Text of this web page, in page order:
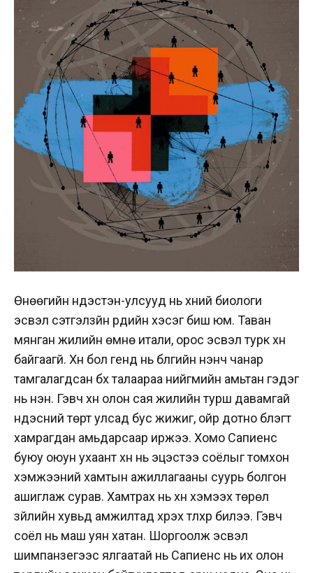
Өнөөгийн үндэстэн-улсууд нь хүний биологи
эсвэл сэтгэлзүйн үүрдийн хэсэг биш юм. Таван
мянган жилийн өмнө итали, орос эсвэл турк хүн
байгаагүй. Хүн бол генд нь бүлгийн үнэнч чанар
тамгалагдсан бүх талаараа нийгмийн амьтан гэдэг
нь үнэн. Гэвч хүн олон сая жилийн турш давамгай
үндэсний төрт улсад бус жижиг, ойр дотно бүлэгт
хамрагдан амьдарсаар иржээ. Хомо Сапиенс
буюу оюун ухаант хүн нь эцэстээ соёлыг томхон
хэмжээний хамтын ажиллагааны суурь болгон
ашиглаж сурав. Хамтрах нь хүн хэмээх төрөл
зүйлийн хувьд амжилтад хүрэх түлхүүр билээ. Гэвч
соёл нь маш уян хатан. Шоргоолж эсвэл
шимпанзегээс ялгаатай нь Сапиенс нь их олон